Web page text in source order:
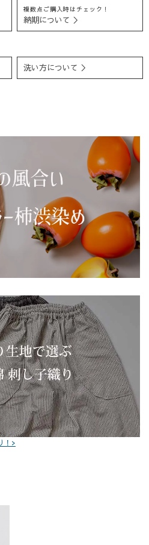
脚のライン
まり気にし
見えて、
バランス
と落ち着
じまし
というよ
今日はこ
丈夫」っ
る感じ。
んな着心
迷ってい
参考にな
うれしい
気持ちは変わら
ず 「落ち着いて
じように迷って
いる方の 参考に
なったらうれし
いです。
複数点ご購入時はチェック！
納期について ＞
洗い方について ＞
！>